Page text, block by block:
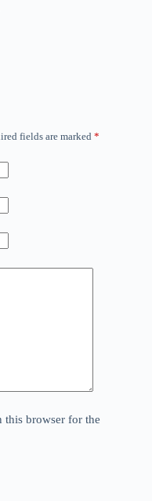
fields are marked *
this browser for the